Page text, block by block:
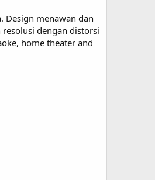
Design menawan dan
dengan distorsi
home theater and